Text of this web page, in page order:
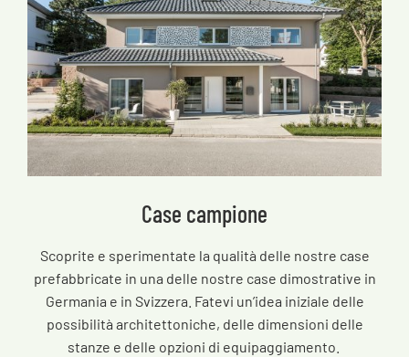
Case campione
Scoprite e sperimentate la qualità delle nostre case
prefabbricate in una delle nostre case dimostrative in
Germania e in Svizzera. Fatevi un’idea iniziale delle
possibilità architettoniche, delle dimensioni delle
stanze e delle opzioni di equipaggiamento.